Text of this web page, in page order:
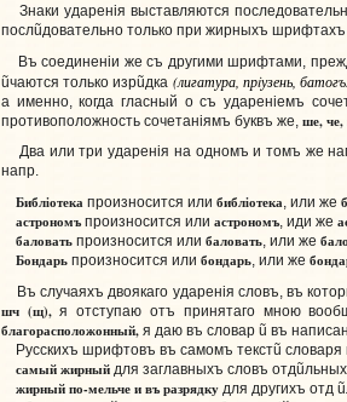
Знаки ударенiя выставляются
послũдовательно только при жирныхъ
Въ соединенiи же съ другими шрифтами,
ũчаются только изрũдка (лигатура, прiузень,
а именно, когда гласный о съ ударенiемъ
противоположность сочетанiямъ буквъ же, ше,
Два или три ударенiя на одномъ и томъ же
напр.
Библiотекапроизносится или библiотека, или же
астрономъпроизносится или астрономъ, иди же
баловатьпроизносится или баловать, или же
Бондарьпроизносится или бондарь, или же
Въ случаяхъ двоякаго ударенiя словъ, въ
шч (щ), я отступаю отъ принятаго мною
благорасположонный, я даю въ словар ũ въ
Русскихъ шрифтовъ въ самомъ текстũ словаря
самый жирныйдля заглавныхъ словъ отдũ
жирный по-мельче и въ разрядкудля другихъ отд ũ